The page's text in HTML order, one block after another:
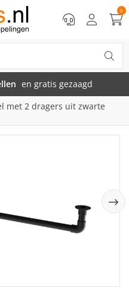
0
en gratis gezaagd
met 2 dragers uit zwarte